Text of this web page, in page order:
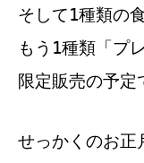
そして1種類の
もう1種類「プ
限定販売の予定
せっかくのお正